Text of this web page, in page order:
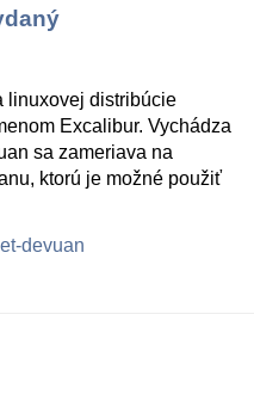
linuxovej distribúcie
Excalibur. Vychádza
sa zameriava na
ktorú je možné použiť
devuan